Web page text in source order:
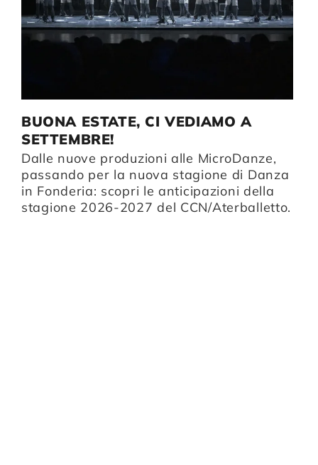
BUONA ESTATE, CI VEDIAMO A
SETTEMBRE!
Dalle nuove produzioni alle MicroDanze,
passando per la nuova stagione di Danza
in Fonderia: scopri le anticipazioni della
stagione 2026-2027 del CCN/Aterballetto.